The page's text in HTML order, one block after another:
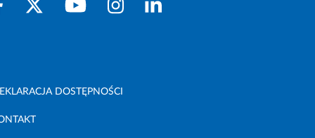
DOSTĘPNOŚCI